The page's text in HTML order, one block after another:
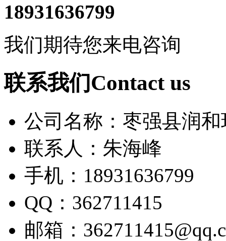
18931636799
我们期待您来电咨询
联系我们Contact us
公司名称：枣强县润
联系人：朱海峰
手机：18931636799
QQ：362711415
邮箱：